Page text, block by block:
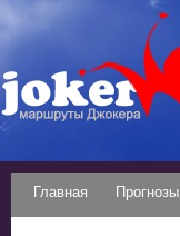
Главная Прогнозы